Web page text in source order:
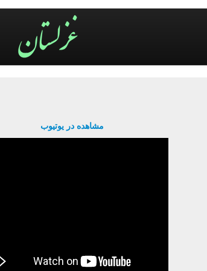
مشاهده در یوتیوب